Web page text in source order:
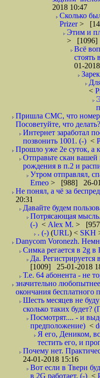
2018 10:47
Сколько
Prizer>
Этим и
> [1096]
Всё
стоять
01-
<
Пришла СМС, что номер
Посоветуйте, что
Интернет заработал
позвонить 1001. (-) <
Прошло уже 2е суток, а
Отправьте скан
рождения в п.2 и
Утром отправлял,
Erneo > [988] 26-
Не понял, а чё за
20:31
Давайте будем
Потрясающая мысль.
(-) < Alex M. >
. (-) (URL) < SKH
Danycom Voronezh.
Симка регается в 2g
Да.
[1009] 25-01-2018
Т.е. 64 абонента - не
значительно
окончания бесплатного
Шесть месяцев не
сколько таких
Посмотрят.... - и
предположение) <
Я его, Деником,
тестить его, и
Почему нет.
24-01-2018 15:16
Вот если в Твери
в 2G работает. (-) <